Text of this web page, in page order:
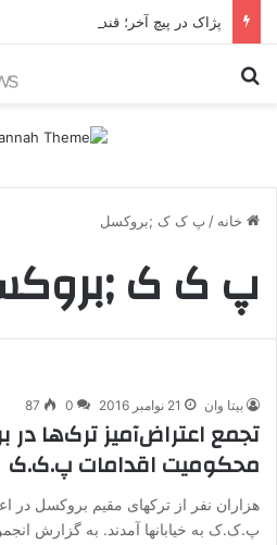
خانه / پ ک ک ;بروکسل
پ ک ک
بیتا وان 21 نوامبر 2016 0
87
تجمع اعتراض‌آمیز ترک‌ها
محکومیت اقدامات پ.ک.ک
هزاران نفر از ترکهای مقیم بروکسل در
پ.ک.ک به خیابانها آمدند. به گزارش